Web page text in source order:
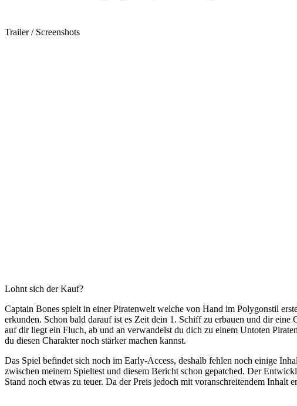
Trailer / Screenshots
Lohnt sich der Kauf?
Captain Bones spielt in einer Piratenwelt welche von Hand im Polygonstil
erkunden. Schon bald darauf ist es Zeit dein 1. Schiff zu erbauen und dir
auf dir liegt ein Fluch, ab und an verwandelst du dich zu einem Untoten
du diesen Charakter noch stärker machen kannst.
Das Spiel befindet sich noch im Early-Access, deshalb fehlen noch einige
zwischen meinem Spieltest und diesem Bericht schon gepatched. Der
Stand noch etwas zu teuer. Da der Preis jedoch mit voranschreitendem Inhalt